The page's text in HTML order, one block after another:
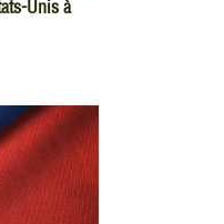
Unis à